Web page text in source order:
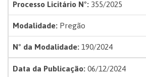
Processo Licitário Nº:355/2025
Modalidade:Pregão
Nº da Modalidade:190/2024
Data da Publicação:06/12/2024